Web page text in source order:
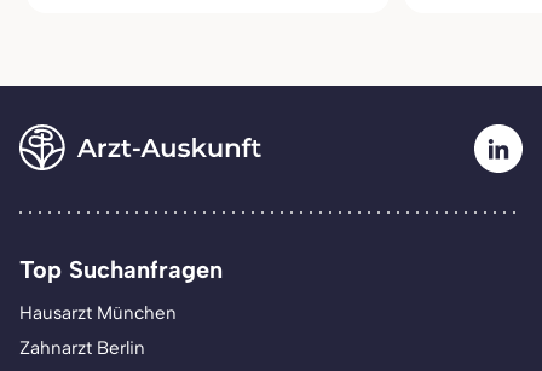
Top Suchanfragen
Hausarzt München
Zahnarzt Berlin